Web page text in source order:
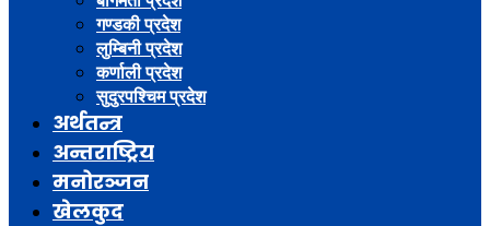
गण्डकी प्रदेश
लुम्बिनी प्रदेश
कर्णाली प्रदेश
सुदुरपश्चिम प्रदेश
अर्थतन्त्र
अन्तराष्ट्रिय
मनोरञ्जन
खेलकुद